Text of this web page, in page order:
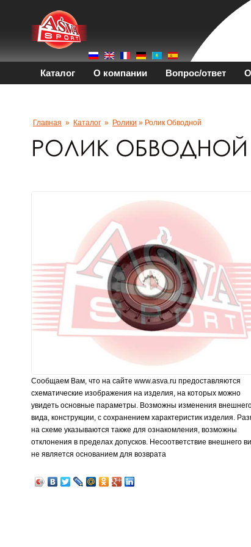
Каталог О компании Вопрос/ответ
Главная » Каталог » Ролики » Ролик Oбводной
Сообщаем Вам, что на сайте www.asva.ru предоставляются
схематические изображения на изделия, на которых можно
увидеть основные параметры. Возможны изменения
вида, конструкции, с сохранением характеристик изделия.
на схеме указываются также для ознакомления, возможны
отклонения в пределах допусков. Несоответствие внешнего
не является основанием для возврата